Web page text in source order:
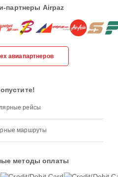
партнеры Airpaz
авиапартнеров
рейсы
маршруты
методы оплаты